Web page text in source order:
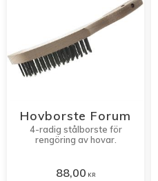
Hovborste Forum
4-radig stålborste för
rengöring av hovar.
88,00 KR